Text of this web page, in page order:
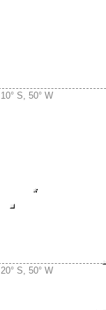
10° S, 50° W
20° S, 50° W